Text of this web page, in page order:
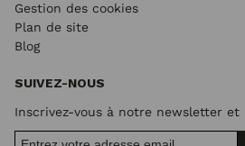
Gestion des cookies
Plan de site
Blog
SUIVEZ-NOUS
Inscrivez-vous à notre newsletter et